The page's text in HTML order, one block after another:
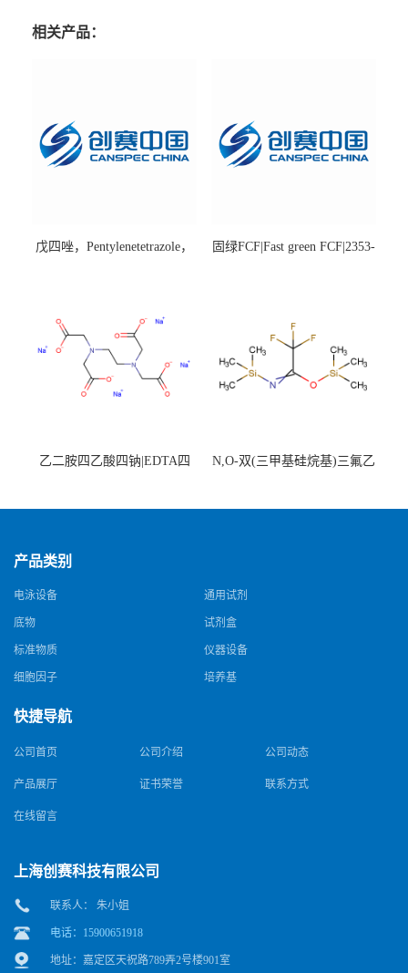
相关产品：
戊四唑，Pentylenetetrazole，
固绿FCF|Fast green FCF|2353-
乙二胺四乙酸四钠|EDTA四
N,O-双(三甲基硅烷基)三氟乙
产品类别
电泳设备 通用试剂
底物 试剂盒
标准物质 仪器设备
细胞因子 培养基
快捷导航
公司首页 公司介绍 公司动态
产品展厅 证书荣誉 联系方式
在线留言
上海创赛科技有限公司
联系人： 朱小姐
电话：15900651918
地址：嘉定区天祝路789弄2号楼901室